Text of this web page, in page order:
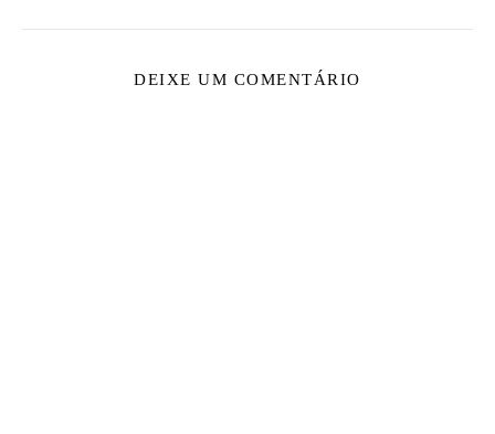
DEIXE UM COMENTÁRIO